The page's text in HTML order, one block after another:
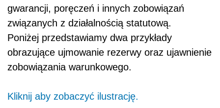
gwarancji, poręczeń i innych zobowiązań
związanych z działalnością statutową.
Poniżej przedstawiamy dwa przykłady
obrazujące ujmowanie rezerwy oraz ujawnienie
zobowiązania warunkowego.
Kliknij aby zobaczyć ilustrację.